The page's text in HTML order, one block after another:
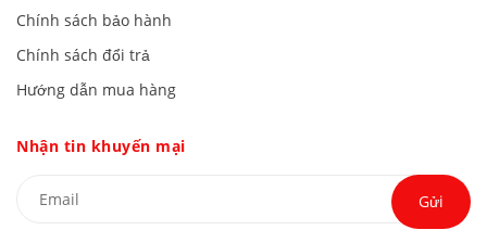
Chính sách bảo hành
Chính sách đổi trả
Hướng dẫn mua hàng
Nhận tin khuyến mại
Gửi